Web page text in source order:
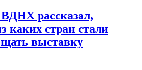
рассказал,
каких стран стали
выставку